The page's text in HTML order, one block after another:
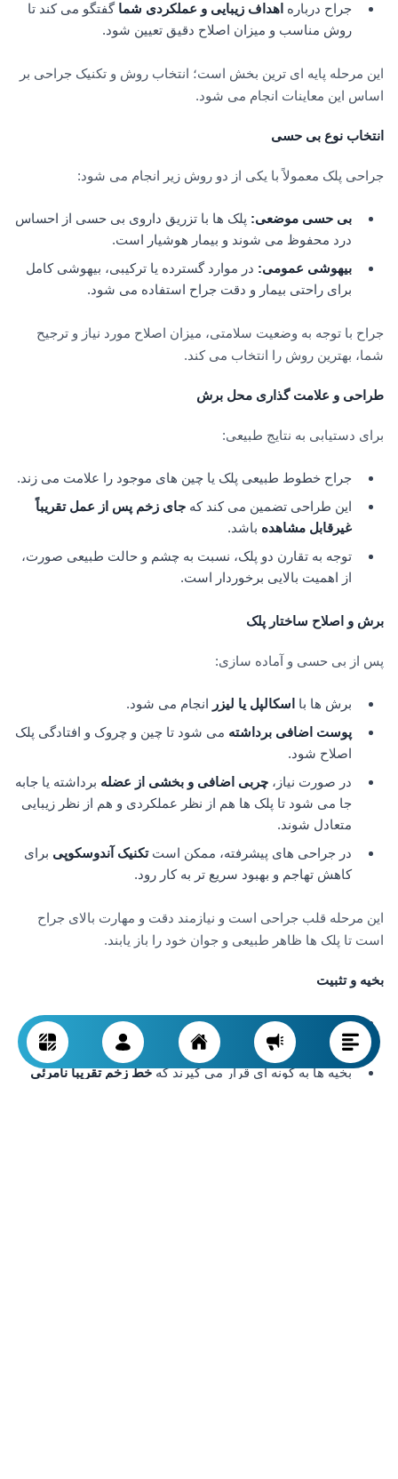
جراح درباره اهداف زیبایی و عملکردی شما گفتگو می کند تا
روش مناسب و میزان اصلاح دقیق تعیین شود.
این مرحله پایه ای ترین بخش است؛ انتخاب روش و تکنیک جراحی بر
اساس این معاینات انجام می شود.
انتخاب نوع بی حسی
جراحی پلک معمولاً با یکی از دو روش زیر انجام می شود:
بی حسی موضعی: پلک ها با تزریق داروی بی حسی از احساس
درد محفوظ می شوند و بیمار هوشیار است.
بیهوشی عمومی: در موارد گسترده یا ترکیبی، بیهوشی کامل
برای راحتی بیمار و دقت جراح استفاده می شود.
جراح با توجه به وضعیت سلامتی، میزان اصلاح مورد نیاز و ترجیح
شما، بهترین روش را انتخاب می کند.
طراحی و علامت گذاری محل برش
برای دستیابی به نتایج طبیعی:
جراح خطوط طبیعی پلک یا چین های موجود را علامت می زند.
این طراحی تضمین می کند که جای زخم پس از عمل تقریباً
غیرقابل مشاهده باشد.
توجه به تقارن دو پلک، نسبت به چشم و حالت طبیعی صورت،
از اهمیت بالایی برخوردار است.
برش و اصلاح ساختار پلک
پس از بی حسی و آماده سازی:
برش ها با اسکالپل یا لیزر انجام می شود.
پوست اضافی برداشته می شود تا چین و چروک و افتادگی پلک
اصلاح شود.
در صورت نیاز، چربی اضافی و بخشی از عضله برداشته یا جابه
جا می شود تا پلک ها هم از نظر عملکردی و هم از نظر زیبایی
متعادل شوند.
در جراحی های پیشرفته، ممکن استتکنیک آندوسکوپی برای
کاهش تهاجم و بهبود سریع تر به کار رود.
این مرحله قلب جراحی است و نیازمند دقت و مهارت بالای جراح
است تا پلک ها ظاهر طبیعی و جوان خود را باز یابند.
بخیه و تثبیت
پس از اصلاح پوست و چربی، برش ها بابخیه های نازک و
جذبی یا بخیه های قابل برداشت بسته می شوند.
بخیه ها به گونه ای قرار می گیرند کهخط زخم تقریبا نامرئی